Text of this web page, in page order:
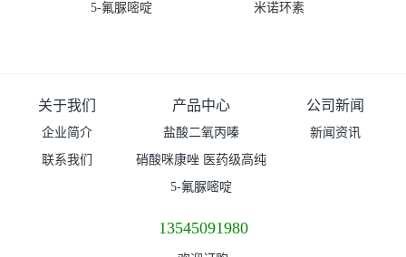
5-氟脲嘧啶 米诺环素
关于我们
企业简介
联系我们
产品中心
盐酸二氧丙嗪
硝酸咪康唑 医药级高纯
度99%原粉
5-氟脲嘧啶
公司新闻
新闻资讯
13545091980